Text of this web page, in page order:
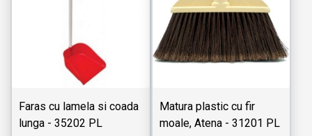
Faras cu lamela si coada
lunga - 35202 PL
Matura plastic cu fir
moale, Atena - 31201 PL